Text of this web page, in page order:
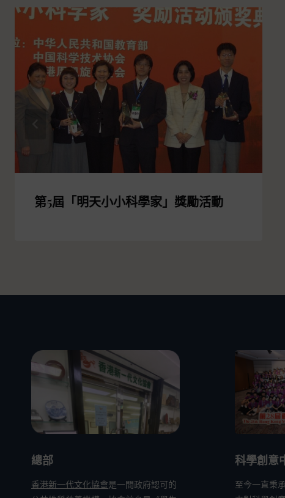
第5屆「明天小小科學家」獎勵活動
總部
香港新一代文化協會是一間政府認可的
科學創意
至今一直秉